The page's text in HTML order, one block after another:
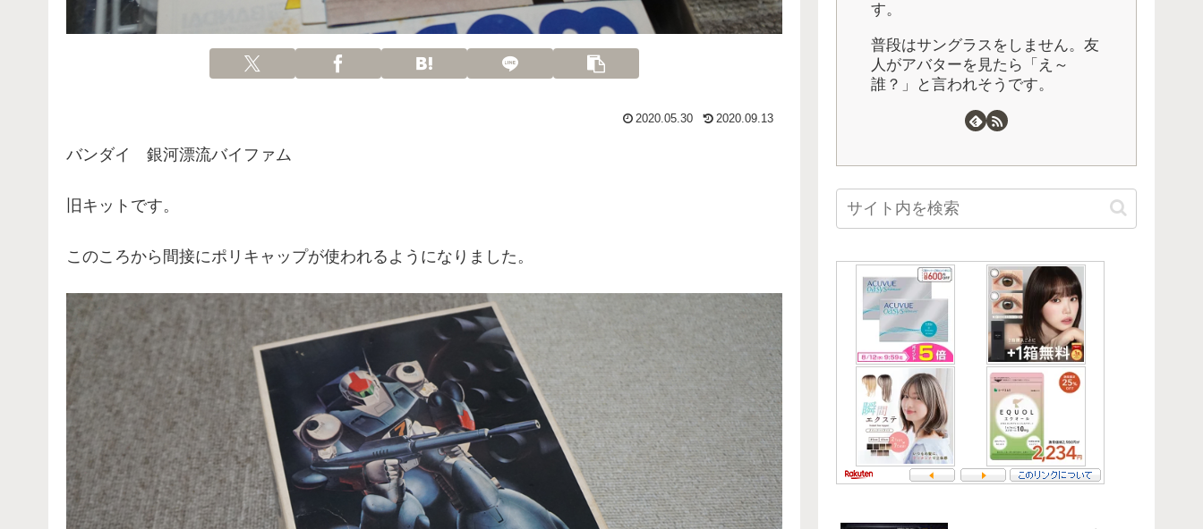
2020.05.30 2020.09.13
バンダイ 銀河漂流バイファム
旧キットです。
このころから間接にポリキャップが使われるようになりました。
す。
普段はサングラスをしません。友
人がアバターを見たら「え～
誰？」と言われそうです。